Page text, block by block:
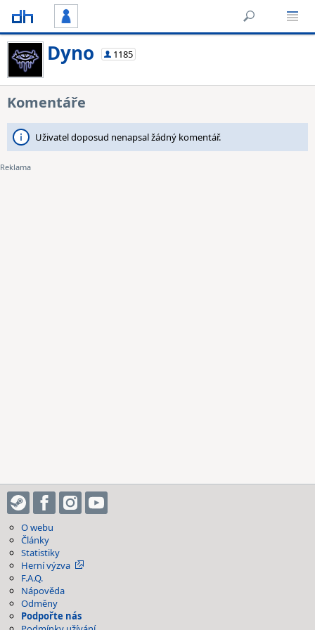
Dyno 1185
Komentáře
Uživatel doposud nenapsal žádný komentář.
O webu
Články
Statistiky
Herní výzva
F.A.Q.
Nápověda
Odměny
Podpořte nás